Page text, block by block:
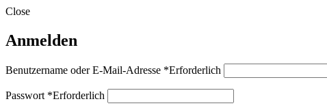
Close
Anmelden
Benutzername oder E-Mail-Adresse *Erforderlich
Passwort *Erforderlich